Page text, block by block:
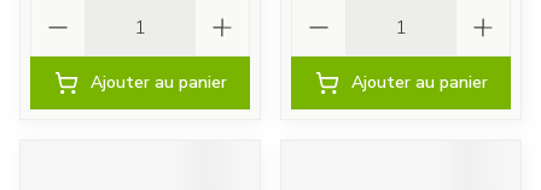
Ajouter au panier Ajouter au panier